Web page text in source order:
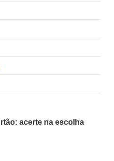
acerte na escolha